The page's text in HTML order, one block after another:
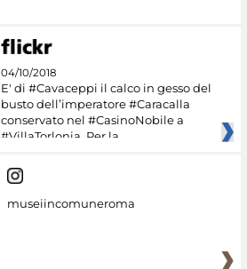
04/10/2018
E' di #Cavaceppi il calco in gesso del
busto dell’imperatore #Caracalla
conservato nel #CasinoNobile a
#VillaTorlonia. Per la
museiincomuneroma